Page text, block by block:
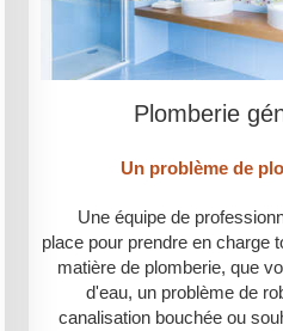
Plomberie
Un problème de
Une équipe de
place pour prendre en charge
matière de plomberie, que
d'eau, un problème de
canalisation bouchée ou